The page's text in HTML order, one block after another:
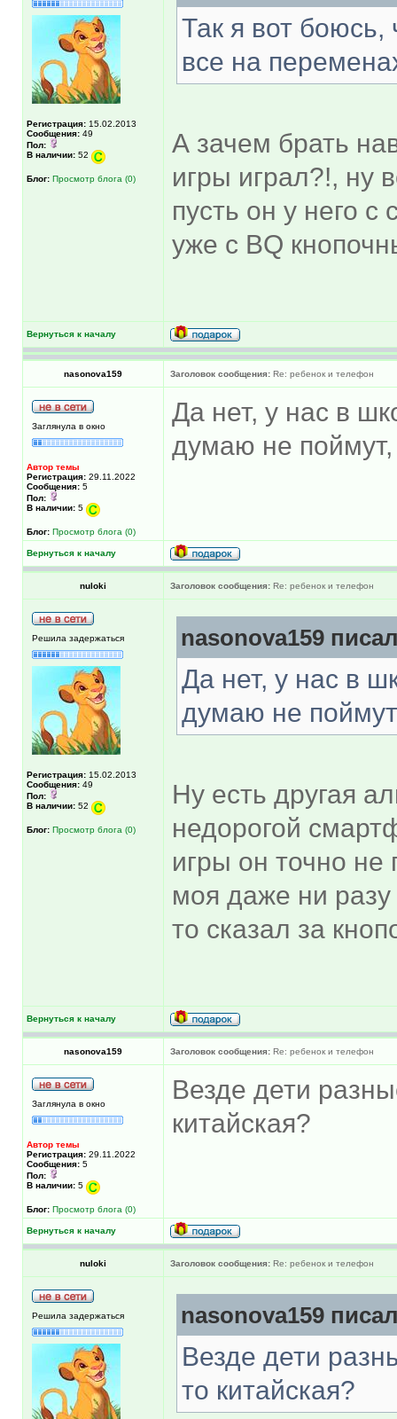
Регистрация: 15.02.2013
Сообщения: 49
Пол:
В наличии: 52
Блог: Просмотр блога (0)
Так я вот боюсь,
все на
А зачем брать
игры играл?!, ну
пусть он у него с
уже с BQ
Вернуться к началу
nasonova159 Заголовок сообщения: Re: ребенок и телефон
Заглянула в окно
Автор темы
Регистрация: 29.11.2022
Сообщения: 5
Пол:
В наличии: 5
Блог: Просмотр блога (0)
Да нет, у нас в
думаю не поймут,
Вернуться к началу
nuloki Заголовок сообщения: Re: ребенок и телефон
Решила задержаться
Регистрация: 15.02.2013
Сообщения: 49
Пол:
В наличии: 52
Блог: Просмотр блога (0)
nasonova159
Да нет, у нас в
думаю не
Ну есть другая
недорогой
игры он точно не
моя даже ни разу
то сказал за
Вернуться к началу
nasonova159 Заголовок сообщения: Re: ребенок и телефон
Заглянула в окно
Автор темы
Регистрация: 29.11.2022
Сообщения: 5
Пол:
В наличии: 5
Блог: Просмотр блога (0)
Везде дети
китайская?
Вернуться к началу
nuloki Заголовок сообщения: Re: ребенок и телефон
Решила задержаться nasonova159
Везде дети
то китайская?